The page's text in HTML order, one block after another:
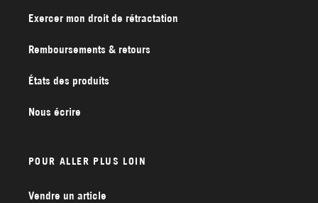
Exercer mon droit de rétractation
Remboursements & retours
États des produits
Nous écrire
POUR ALLER PLUS LOIN
Vendre un article